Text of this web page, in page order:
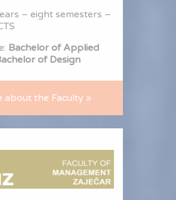
– eight semesters –
Bachelor of Applied
of Design
about the Faculty »